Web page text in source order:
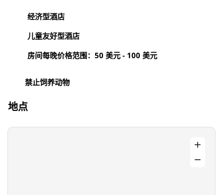
经济型酒店
儿童友好型酒店
房间每晚价格范围：50 美元 - 100 美元
禁止饲养动物
地点